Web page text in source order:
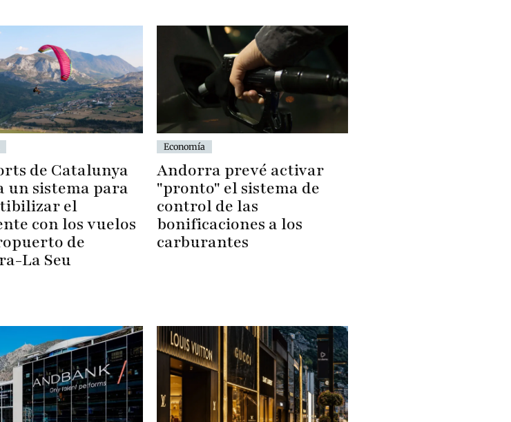
de Catalunya
un sistema para
el
con los vuelos
de
La Seu
Economía
Andorra prevé activar
"pronto" el sistema de
control de las
bonificaciones a los
carburantes